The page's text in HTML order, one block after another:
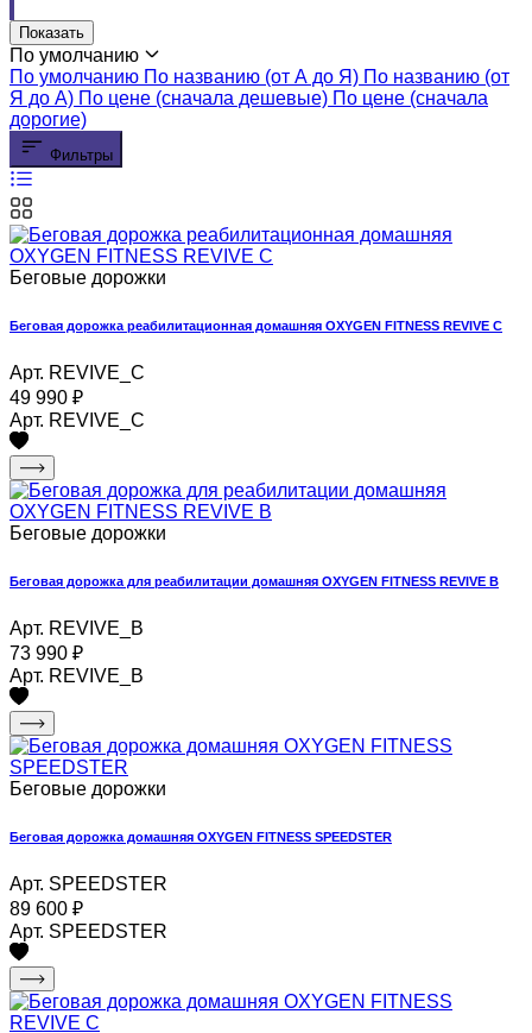
Показать
По умолчанию
По умолчанию По названию (от А до Я) По названию (от
Я до А) По цене (сначала дешевые) По цене (сначала
дорогие)
Фильтры
Беговые дорожки
Беговая дорожка реабилитационная домашняя OXYGEN FITNESS REVIVE C
Арт. REVIVE_C
49 990 ₽
Арт. REVIVE_C
Беговые дорожки
Беговая дорожка для реабилитации домашняя OXYGEN FITNESS REVIVE B
Арт. REVIVE_B
73 990 ₽
Арт. REVIVE_B
Беговые дорожки
Беговая дорожка домашняя OXYGEN FITNESS SPEEDSTER
Арт. SPEEDSTER
89 600 ₽
Арт. SPEEDSTER